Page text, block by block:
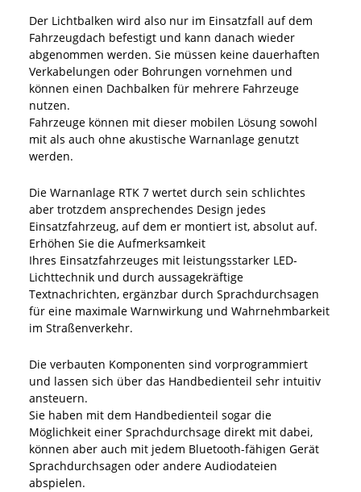
Der Lichtbalken wird also nur im Einsatzfall auf dem
Fahrzeugdach befestigt und kann danach wieder
abgenommen werden. Sie müssen keine dauerhaften
Verkabelungen oder Bohrungen vornehmen und
können einen Dachbalken für mehrere Fahrzeuge
nutzen.
Fahrzeuge können mit dieser mobilen Lösung sowohl
mit als auch ohne akustische Warnanlage genutzt
werden.
Die Warnanlage RTK 7 wertet durch sein schlichtes
aber trotzdem ansprechendes Design jedes
Einsatzfahrzeug, auf dem er montiert ist, absolut auf.
Erhöhen Sie die Aufmerksamkeit
Ihres Einsatzfahrzeuges mit leistungsstarker LED-
Lichttechnik und durch aussagekräftige
Textnachrichten, ergänzbar durch Sprachdurchsagen
für eine maximale Warnwirkung und Wahrnehmbarkeit
im Straßenverkehr.
Die verbauten Komponenten sind vorprogrammiert
und lassen sich über das Handbedienteil sehr intuitiv
ansteuern.
Sie haben mit dem Handbedienteil sogar die
Möglichkeit einer Sprachdurchsage direkt mit dabei,
können aber auch mit jedem Bluetooth-fähigen Gerät
Sprachdurchsagen oder andere Audiodateien
abspielen.